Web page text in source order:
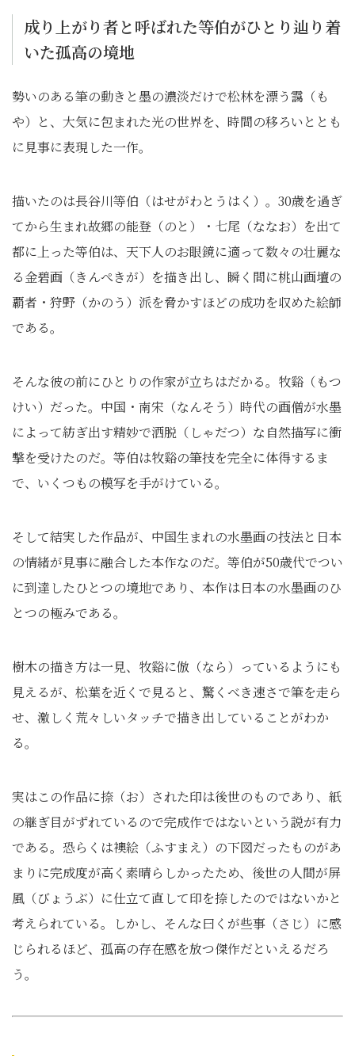
成り上がり者と呼ばれた等伯がひとり辿り着
いた孤高の境地
勢いのある筆の動きと墨の濃淡だけで松林を漂う靄（も
や）と、大気に包まれた光の世界を、時間の移ろいととも
に見事に表現した一作。
描いたのは長谷川等伯（はせがわとうはく）。30歳を過ぎ
てから生まれ故郷の能登（のと）・七尾（ななお）を出て
都に上った等伯は、天下人のお眼鏡に適って数々の壮麗な
る金碧画（きんぺきが）を描き出し、瞬く間に桃山画壇の
覇者・狩野（かのう）派を脅かすほどの成功を収めた絵師
である。
そんな彼の前にひとりの作家が立ちはだかる。牧谿（もつ
けい）だった。中国・南宋（なんそう）時代の画僧が水墨
によって紡ぎ出す精妙で洒脱（しゃだつ）な自然描写に衝
撃を受けたのだ。等伯は牧谿の筆技を完全に体得するま
で、いくつもの模写を手がけている。
そして結実した作品が、中国生まれの水墨画の技法と日本
の情緒が見事に融合した本作なのだ。等伯が50歳代でつい
に到達したひとつの境地であり、本作は日本の水墨画のひ
とつの極みである。
樹木の描き方は一見、牧谿に倣（なら）っているようにも
見えるが、松葉を近くで見ると、驚くべき速さで筆を走ら
せ、激しく荒々しいタッチで描き出していることがわか
る。
実はこの作品に捺（お）された印は後世のものであり、紙
の継ぎ目がずれているので完成作ではないという説が有力
である。恐らくは襖絵（ふすまえ）の下図だったものがあ
まりに完成度が高く素晴らしかったため、後世の人間が屏
風（びょうぶ）に仕立て直して印を捺したのではないかと
考えられている。しかし、そんな曰くが些事（さじ）に感
じられるほど、孤高の存在感を放つ傑作だといえるだろ
う。